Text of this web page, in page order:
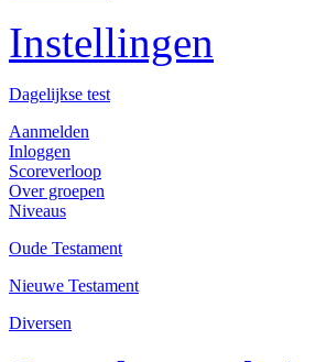
Instellingen
Dagelijkse test
Aanmelden
Inloggen
Scoreverloop
Over groepen
Niveaus
Oude Testament
Nieuwe Testament
Diversen